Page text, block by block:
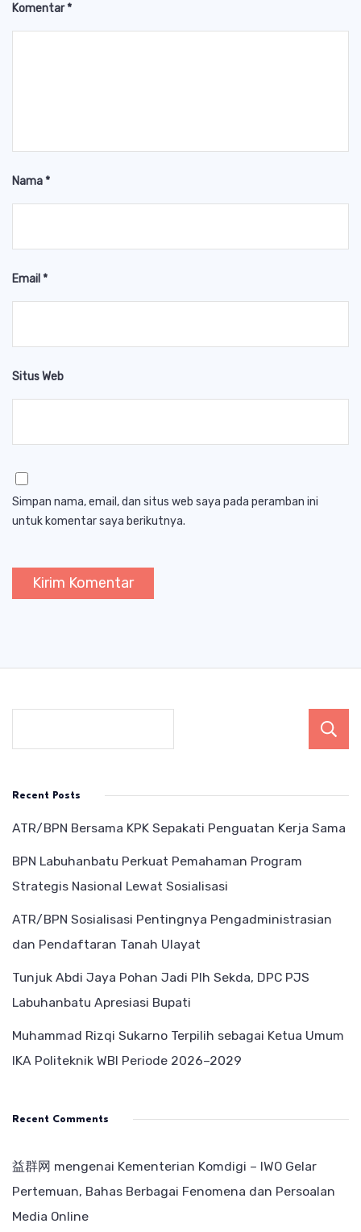
Komentar*
Nama*
Email *
Situs Web
Simpan nama, email, dan situs web saya pada peramban ini
untuk komentar saya berikutnya.
Recent Posts
ATR/BPN Bersama KPK Sepakati Penguatan Kerja Sama
BPN Labuhanbatu Perkuat Pemahaman Program
Strategis Nasional Lewat Sosialisasi
ATR/BPN Sosialisasi Pentingnya Pengadministrasian
dan Pendaftaran Tanah Ulayat
Tunjuk Abdi Jaya Pohan Jadi Plh Sekda, DPC PJS
Labuhanbatu Apresiasi Bupati
Muhammad Rizqi Sukarno Terpilih sebagai Ketua Umum
IKA Politeknik WBI Periode 2026–2029
Recent Comments
益群网 mengenai Kementerian Komdigi – IWO Gelar
Pertemuan, Bahas Berbagai Fenomena dan Persoalan
Media Online